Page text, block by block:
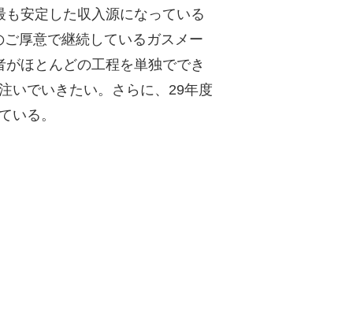
安定した収入源になっている
厚意で継続しているガスメー
ほとんどの工程を単独ででき
いでいきたい。さらに、29年度
いる。